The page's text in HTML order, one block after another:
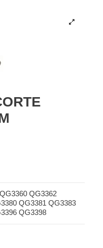
QG3360 QG3362
QG3381 QG3383
QG3398